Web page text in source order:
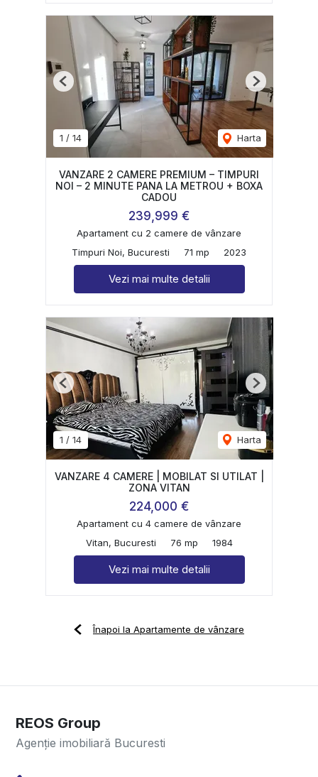
1 / 14 Harta
Previous Next
VANZARE 2 CAMERE PREMIUM – TIMPURI
NOI – 2 MINUTE PANA LA METROU + BOXA
CADOU
239,999 €
Apartament cu 2 camere de vânzare
Timpuri Noi, Bucuresti
71 mp 2023
Vezi mai multe detalii
1 / 14 Harta
Previous Next
VANZARE 4 CAMERE | MOBILAT SI UTILAT |
ZONA VITAN
224,000 €
Apartament cu 4 camere de vânzare
Vitan, Bucuresti
76 mp 1984
Vezi mai multe detalii
Înapoi la Apartamente de vânzare
REOS Group
Agenție imobiliară Bucuresti